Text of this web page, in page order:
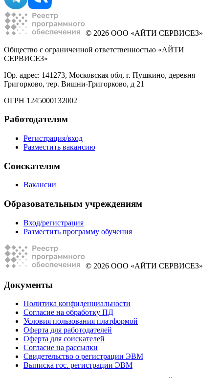
© 2026 ООО «АЙТИ СЕРВИСЕЗ»
Общество с ограниченной ответственностью «АЙТИ
СЕРВИСЕЗ»
Юр. адрес: 141273, Московская обл, г. Пушкино, деревня
Григорково, тер. Вишни-Григорково, д 21
ОГРН 1245000132002
Работодателям
Регистрация/вход
Разместить вакансию
Соискателям
Вакансии
Образовательным учреждениям
Вход/регистрация
Разместить программу обучения
© 2026 ООО «АЙТИ СЕРВИСЕЗ»
Документы
Политика конфиденциальности
Согласие на обработку ПД
Условия пользования платформой
Оферта для работодателей
Оферта для соискателей
Согласие на рассылки
Свидетельство о регистрации ЭВМ
Выписка гос. регистрации ЭВМ